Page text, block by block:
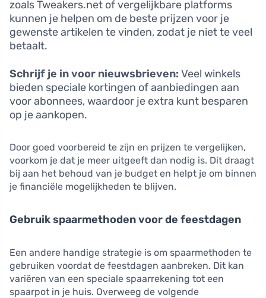
zoals Tweakers.net of vergelijkbare platforms
kunnen je helpen om de beste prijzen voor je
gewenste artikelen te vinden, zodat je niet te veel
betaalt.
Schrijf je in voor nieuwsbrieven: Veel winkels
bieden speciale kortingen of aanbiedingen aan
voor abonnees, waardoor je extra kunt besparen
op je aankopen.
Door goed voorbereid te zijn en prijzen te vergelijken,
voorkom je dat je meer uitgeeft dan nodig is. Dit draagt
bij aan het behoud van je budget en helpt je om binnen
je financiële mogelijkheden te blijven.
Gebruik spaarmethoden voor de feestdagen
Een andere handige strategie is om spaarmethoden te
gebruiken voordat de feestdagen aanbreken. Dit kan
variëren van een speciale spaarrekening tot een
spaarpot in je huis. Overweeg de volgende